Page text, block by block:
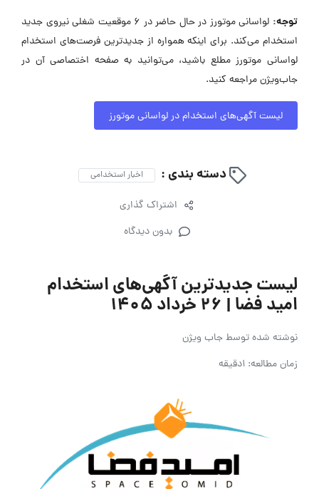
توجه:
لواسانی موتورز در حال حاضر در ۶ موقعیت شغلی نیروی جدید
استخدام می‌کند. برای اینکه همواره از جدیدترین فرصت‌های استخدام
لواسانی موتورز مطلع باشید، می‌توانید به صفحه اختصاصی آن در
جاب‌ویژن مراجعه کنید.
لیست آگهی‌های استخدام در لواسانی موتورز
دسته بندی : اخبار استخدامی
اشتراک گذاری
بدون دیدگاه
لیست جدیدترین آگهی‌های استخدام
امید فضا | ۲۶ خرداد ۱۴۰۵
نوشته شده توسطجاب ویژن
زمان مطالعه: 1دقیقه